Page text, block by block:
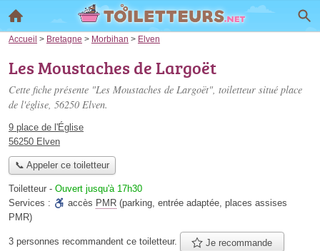
Accueil > Bretagne > Morbihan > Elven
Les Moustaches de Largoët
Cette fiche présente "Les Moustaches de Largoët", toiletteur situé place
de l'église, 56250 Elven.
9 place de l'Église
56250 Elven
📞 Appeler ce toiletteur
Toiletteur - Ouvert jusqu'à 17h30
Services :
accès PMR (parking, entrée adaptée, places assises
PMR)
3 personnes recommandent ce toiletteur. Je recommande